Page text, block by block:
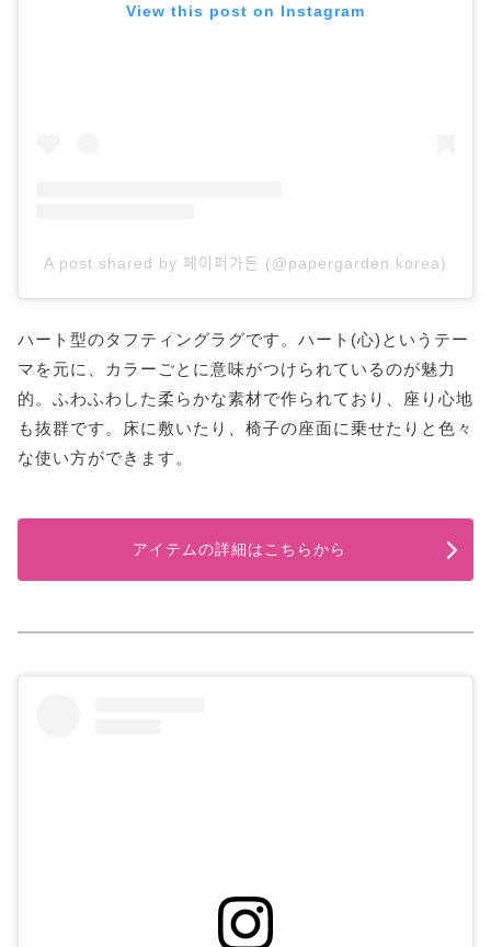
View this post on Instagram
A post shared by 페이퍼가든 (@papergarden.korea)
ハート型のタフティングラグです。ハート(心)というテー
マを元に、カラーごとに意味がつけられているのが魅力
的。ふわふわした柔らかな素材で作られており、座り心地
も抜群です。床に敷いたり、椅子の座面に乗せたりと色々
な使い方ができます。
アイテムの詳細はこちらから